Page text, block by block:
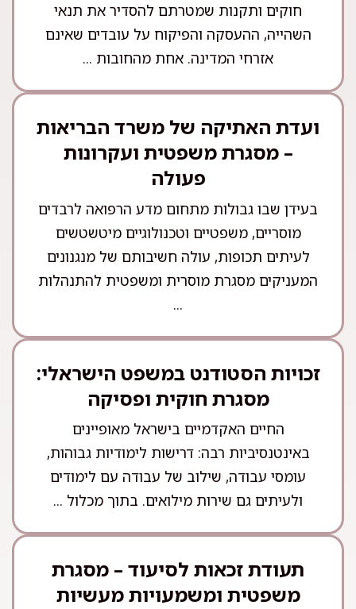
חוקים ותקנות שמטרתם להסדיר את תנאי
השהייה, ההעסקה והפיקוח על עובדים שאינם
אזרחי המדינה. אחת מהחובות ...
ועדת האתיקה של משרד הבריאות
– מסגרת משפטית ועקרונות
פעולה
בעידן שבו גבולות מתחום מדע הרפואה לרבדים
מוסריים, משפטיים וטכנולוגיים מיטשטשים
לעיתים תכופות, עולה חשיבותם של מנגנונים
המעניקים מסגרת מוסרית ומשפטית להתנהלות
...
זכויות הסטודנט במשפט הישראלי:
מסגרת חוקית ופסיקה
החיים האקדמיים בישראל מאופיינים
באינטנסיביות רבה: דרישות לימודיות גבוהות,
עומסי עבודה, שילוב של עבודה עם לימודים
ולעיתים גם שירות מילואים. בתוך מכלול ...
תעודת זכאות לסיעוד – מסגרת
משפטית ומשמעויות מעשיות